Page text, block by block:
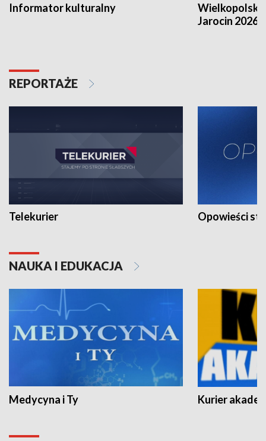
Informator kulturalny
Jarocin 2026
REPORTAŻE
Telekurier Opowieści
NAUKA I EDUKACJA
Medycyna i Ty Kurier